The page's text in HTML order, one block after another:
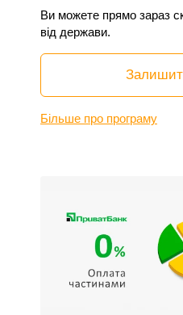
Ви можете прямо зараз
від держави.
Більше про програму